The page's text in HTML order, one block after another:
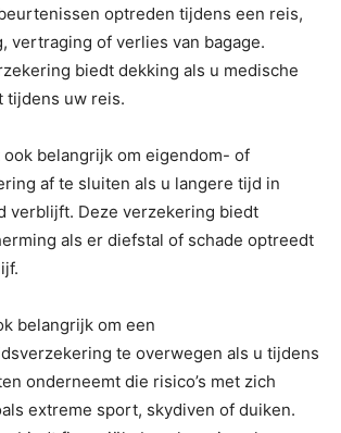
optreden tijdens een reis,
vertraging of verlies van bagage.
biedt dekking als u medische
tijdens uw reis.
ook belangrijk om eigendom- of
af te sluiten als u langere tijd in
verblijft. Deze verzekering biedt
als er diefstal of schade optreedt
belangrijk om een
te overwegen als u tijdens
onderneemt die risico’s met zich
extreme sport, skydiven of duiken.